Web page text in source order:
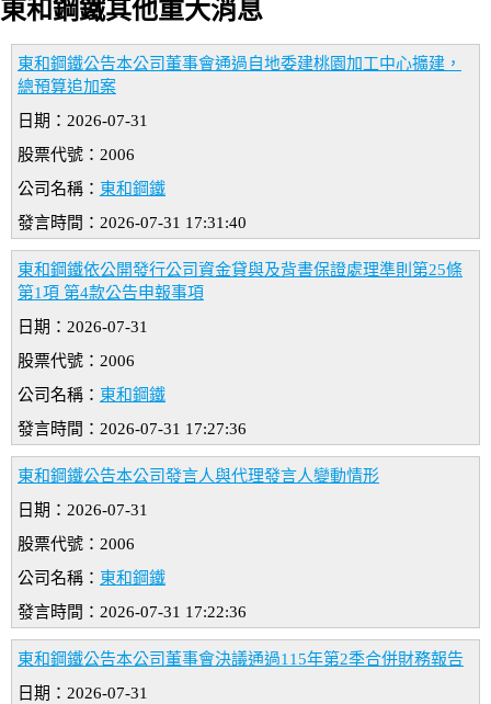
東和鋼鐵其他重大消息
東和鋼鐵公告本公司董事會通過自地委建桃園加工中心擴建，
總預算追加案
日期：2026-07-31
股票代號：2006
公司名稱： 東和鋼鐵
發言時間：2026-07-31 17:31:40
東和鋼鐵依公開發行公司資金貸與及背書保證處理準則第25條
第1項 第4款公告申報事項
日期：2026-07-31
股票代號：2006
公司名稱： 東和鋼鐵
發言時間：2026-07-31 17:27:36
東和鋼鐵公告本公司發言人與代理發言人變動情形
日期：2026-07-31
股票代號：2006
公司名稱： 東和鋼鐵
發言時間：2026-07-31 17:22:36
東和鋼鐵公告本公司董事會決議通過115年第2季合併財務報告
日期：2026-07-31